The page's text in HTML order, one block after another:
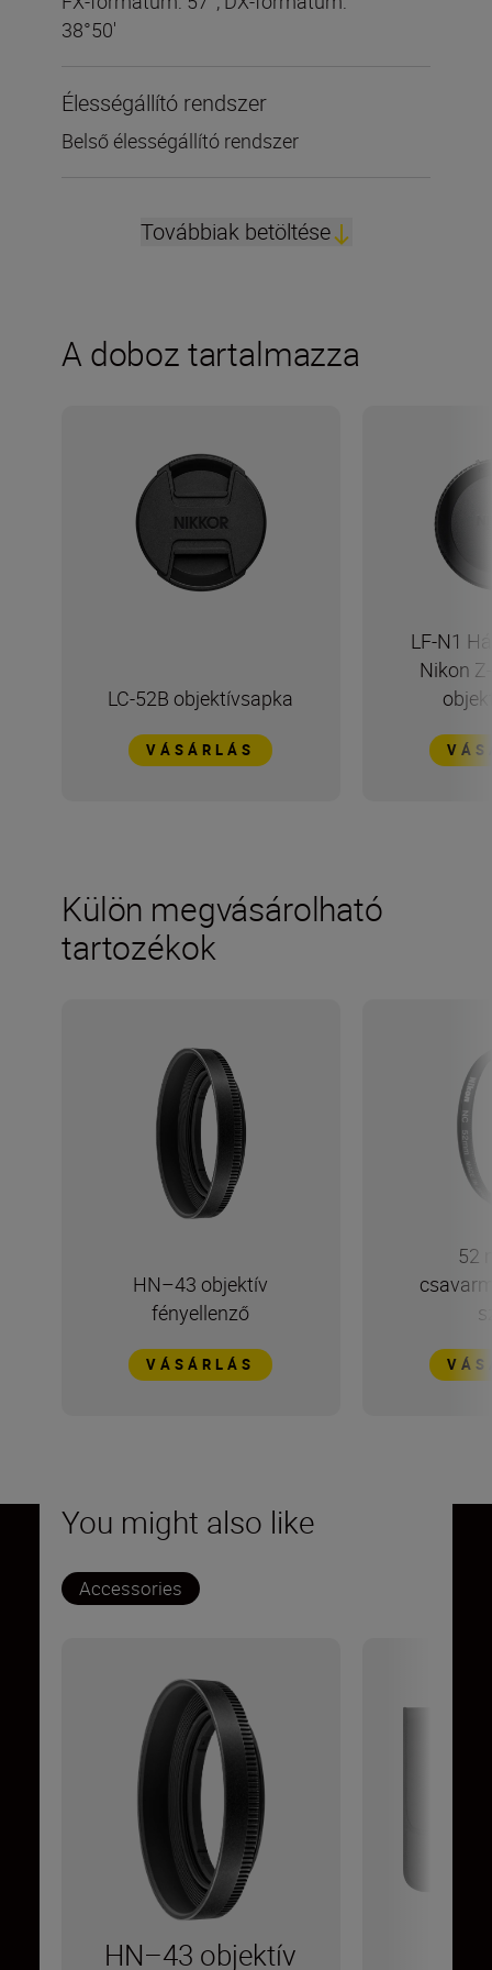
38°50'
Élességállító rendszer
Belső élességállító rendszer
Továbbiak betöltése
A doboz tartalmazza
LC-52B objektívsapka
VÁSÁRLÁS
LF-N1
Nikon
Külön megvásárolható
tartozékok
HN–43 objektív
fényellenző
VÁSÁRLÁS
52
You might also like
Accessories
HN–43 objektív